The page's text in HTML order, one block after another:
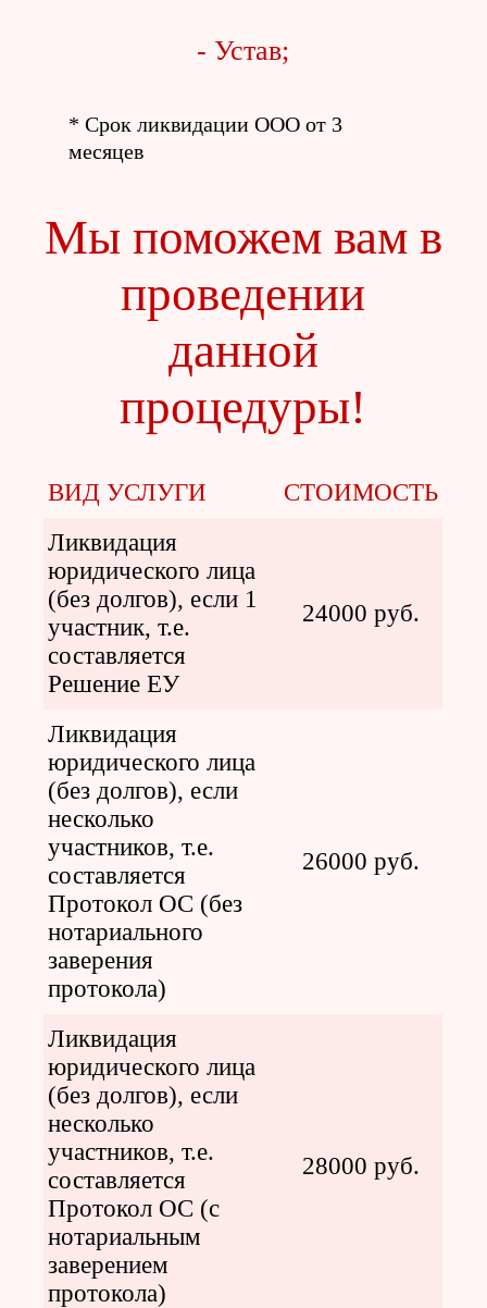
- Устав;
* Срок ликвидации ООО от 3
месяцев
Мы поможем вам в
проведении
данной
процедуры!
ВИД УСЛУГИ
СТОИМОСТЬ
Ликвидация
юридического лица
(без долгов), если 1
участник, т.е.
составляется
Решение ЕУ
24000 руб.
Ликвидация
юридического лица
(без долгов), если
несколько
участников, т.е.
составляется
Протокол ОС (без
нотариального
заверения
протокола)
26000 руб.
Ликвидация
юридического лица
(без долгов), если
несколько
участников, т.е.
составляется
Протокол ОС (с
нотариальным
заверением
протокола)
28000 руб.